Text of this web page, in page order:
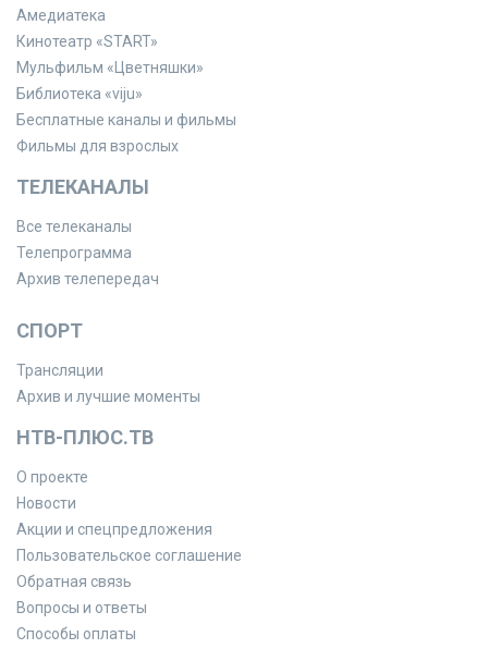
Амедиатека
Кинотеатр «START»
Мульфильм «Цветняшки»
Библиотека «viju»
Бесплатные каналы и фильмы
Фильмы для взрослых
ТЕЛЕКАНАЛЫ
Все телеканалы
Телепрограмма
Архив телепередач
СПОРТ
Трансляции
Архив и лучшие моменты
НТВ-ПЛЮС.ТВ
О проекте
Новости
Акции и спецпредложения
Пользовательское соглашение
Обратная связь
Вопросы и ответы
Способы оплаты